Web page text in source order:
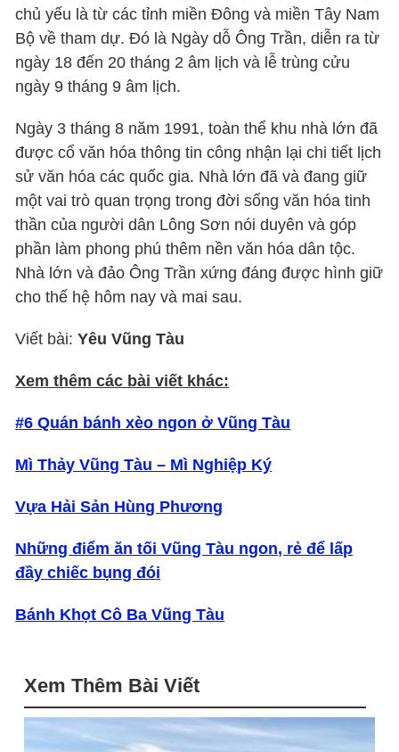
chủ yếu là từ các tỉnh miền Đông và miền Tây Nam
Bộ về tham dự. Đó là Ngày dỗ Ông Trần, diễn ra từ
ngày 18 đến 20 tháng 2 âm lịch và lễ trùng cửu
ngày 9 tháng 9 âm lịch.
Ngày 3 tháng 8 năm 1991, toàn thể khu nhà lớn đã
được cổ văn hóa thông tin công nhận lại chi tiết lịch
sử văn hóa các quốc gia. Nhà lớn đã và đang giữ
một vai trò quan trọng trong đời sống văn hóa tinh
thần của người dân Lông Sơn nói duyên và góp
phần làm phong phú thêm nền văn hóa dân tộc.
Nhà lớn và đảo Ông Trần xứng đáng được hình giữ
cho thế hệ hôm nay và mai sau.
Viết bài:Yêu Vũng Tàu
Xem thêm các bài viết khác:
#6 Quán bánh xèo ngon ở Vũng Tàu
Mì Thảy Vũng Tàu – Mì Nghiệp Ký
Vựa Hải Sản Hùng Phương
Những điểm ăn tối Vũng Tàu ngon, rẻ để lấp
đầy chiếc bụng đói
Bánh Khọt Cô Ba Vũng Tàu
Xem Thêm Bài Viết